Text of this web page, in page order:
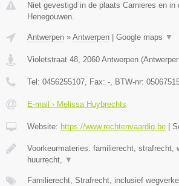
Niet gevestigd in de plaats Carnieres en in
Henegouwen.
Antwerpen » Antwerpen Google maps ▼
Violetstraat 48, 2060 Antwerpen (
Tel: 0456255107, Fax: -, BTW-nr:
E-mail › Melissa Huybrechts
Website: https://www.rechtenvaardig.be
Voorkeurmateries: familierecht, strafrecht,
huurrecht, ▼
Familierecht, Strafrecht, inclusief